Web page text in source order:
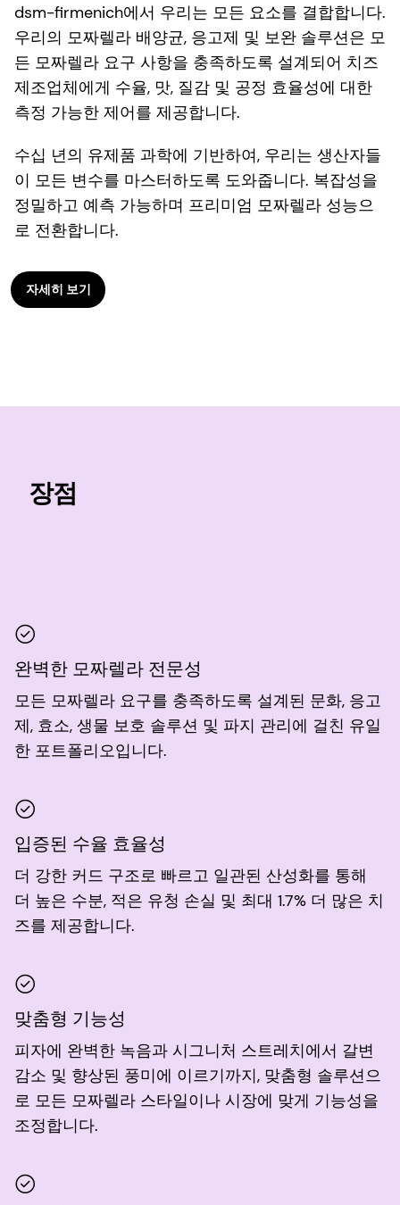
dsm-firmenich에서 우리는 모든 요소를 결합합니다.
우리의 모짜렐라 배양균, 응고제 및 보완 솔루션은 모
든 모짜렐라 요구 사항을 충족하도록 설계되어 치즈
제조업체에게 수율, 맛, 질감 및 공정 효율성에 대한
측정 가능한 제어를 제공합니다.
수십 년의 유제품 과학에 기반하여, 우리는 생산자들
이 모든 변수를 마스터하도록 도와줍니다. 복잡성을
정밀하고 예측 가능하며 프리미엄 모짜렐라 성능으
로 전환합니다.
자세히 보기
장점
완벽한 모짜렐라 전문성
모든 모짜렐라 요구를 충족하도록 설계된 문화, 응고
제, 효소, 생물 보호 솔루션 및 파지 관리에 걸친 유일
한 포트폴리오입니다.
입증된 수율 효율성
더 강한 커드 구조로 빠르고 일관된 산성화를 통해
더 높은 수분, 적은 유청 손실 및 최대 1.7% 더 많은 치
즈를 제공합니다.
맞춤형 기능성
피자에 완벽한 녹음과 시그니처 스트레치에서 갈변
감소 및 향상된 풍미에 이르기까지, 맞춤형 솔루션으
로 모든 모짜렐라 스타일이나 시장에 맞게 기능성을
조정합니다.